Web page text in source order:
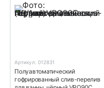
Артикул: 012831
Полуавтоматический
гофрированный слив-перелив